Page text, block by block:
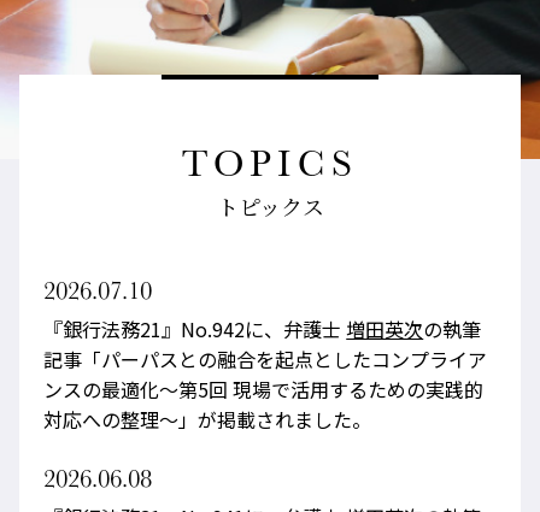
TOPICS
トピックス
2026.07.10
『銀行法務21』No.942に、弁護士増田英次の執筆
記事「パーパスとの融合を起点としたコンプライア
ンスの最適化～第5回 現場で活用するための実践的
対応への整理～」が掲載されました。
2026.06.08